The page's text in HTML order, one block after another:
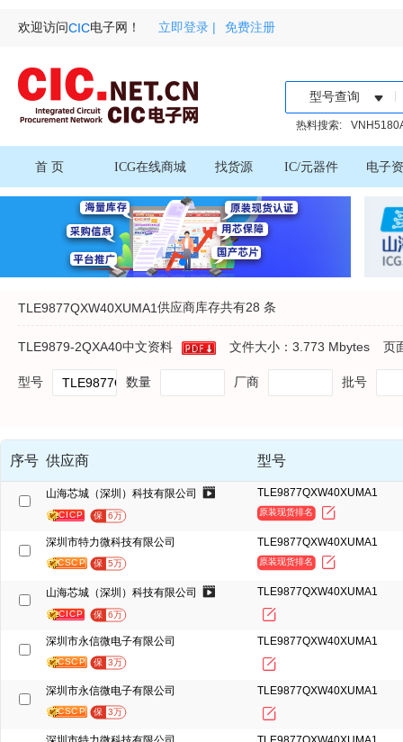
欢迎访问CIC电子网！ 立即登录 | 免费注册
型号查询
热料搜索:
首 页 ICG在线商城 找货源 IC/元器件 电子
TLE9877QXW40XUMA1供应商库存共有28 条
TLE9879-2QXA40中文资料 文件大小：3.773 Mbytes 页
型号 数量 厂商 批号
序号 供应商 型号
山海芯城（深圳）科技有限公司
CICP 保 6万
TLE9877QXW40XUMA1
原装现货排名
深圳市特力微科技有限公司
CSCP 保 5万
TLE9877QXW40XUMA1
原装现货排名
山海芯城（深圳）科技有限公司
CICP 保 6万
TLE9877QXW40XUMA1
深圳市永信微电子有限公司
CSCP 保 3万
TLE9877QXW40XUMA1
深圳市永信微电子有限公司
CSCP 保 3万
TLE9877QXW40XUMA1